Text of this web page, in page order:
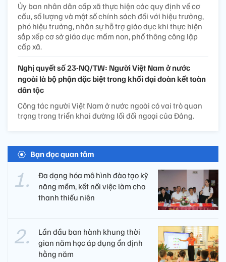
Ủy ban nhân dân cấp xã thực hiện các quy định về cơ
cấu, số lượng và một số chính sách đối với hiệu trưởng,
phó hiệu trưởng, nhân sự hỗ trợ giáo dục khi thực hiện
sắp xếp cơ sở giáo dục mầm non, phổ thông công lập
cấp xã.
Nghị quyết số 23-NQ/TW: Người Việt Nam ở nước
ngoài là bộ phận đặc biệt trong khối đại đoàn kết toàn
dân tộc
Công tác người Việt Nam ở nước ngoài có vai trò quan
trọng trong triển khai đường lối đối ngoại của Đảng.
Bạn đọc quan tâm
Đa dạng hóa mô hình đào tạo kỹ
năng mềm, kết nối việc làm cho
thanh thiếu niên
Lần đầu ban hành khung thời
gian năm học áp dụng ổn định
hằng năm